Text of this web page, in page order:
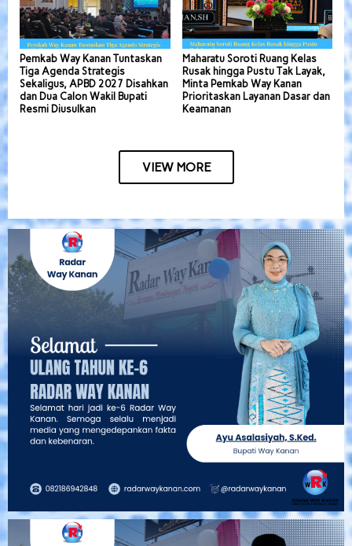
Pemkab Way Kanan Tuntaskan
Tiga Agenda Strategis
Sekaligus, APBD 2027 Disahkan
dan Dua Calon Wakil Bupati
Resmi Diusulkan
Maharatu Soroti Ruang Kelas
Rusak hingga Pustu Tak Layak,
Minta Pemkab Way Kanan
Prioritaskan Layanan Dasar dan
Keamanan
VIEW MORE